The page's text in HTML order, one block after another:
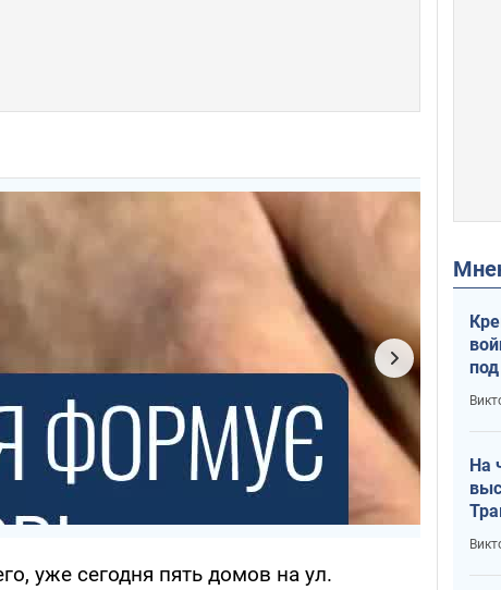
уже сегодня пять домов на ул.
На